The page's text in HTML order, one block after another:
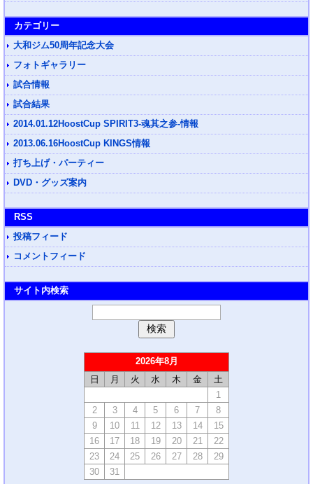
カテゴリー
大和ジム50周年記念大会
フォトギャラリー
試合情報
試合結果
2014.01.12HoostCup SPIRIT3-魂其之参-情報
2013.06.16HoostCup KINGS情報
打ち上げ・パーティー
DVD・グッズ案内
RSS
投稿フィード
コメントフィード
サイト内検索
2026年8月
日 月 火 水 木 金
土
1
2
3 4 5 6 7
8
9
10 11 12 13 14
15
16
17 18 19 20 21
22
23
24 25 26 27 28
29
30
31